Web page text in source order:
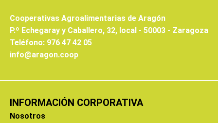
Cooperativas Agroalimentarias de Aragón
P.º Echegaray y Caballero, 32, local - 50003 - Zaragoza
Teléfono: 976 47 42 05
info@aragon.coop
INFORMACIÓN CORPORATIVA
Nosotros